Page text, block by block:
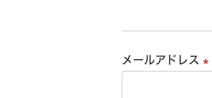
メールアドレス